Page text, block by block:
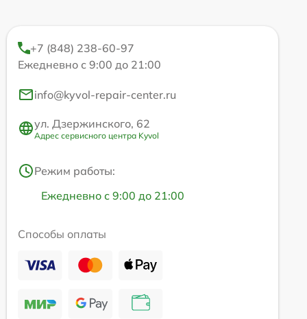
+7 (848) 238-60-97
Ежедневно с 9:00 до 21:00
info@kyvol-repair-center.ru
ул. Дзержинского, 62
Адрес сервисного центра Kyvol
Режим работы:
Ежедневно с 9:00 до 21:00
Способы оплаты